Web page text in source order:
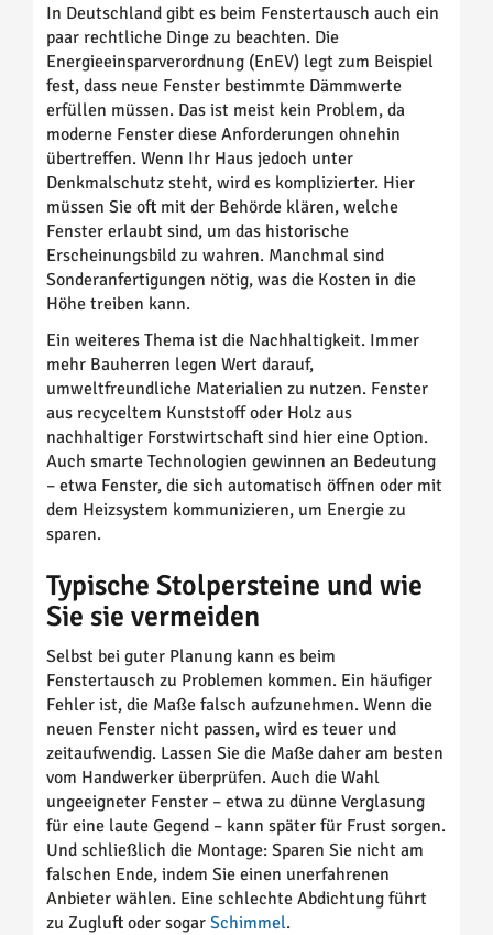
In Deutschland gibt es beim Fenstertausch auch ein
paar rechtliche Dinge zu beachten. Die
Energieeinsparverordnung (EnEV) legt zum Beispiel
fest, dass neue Fenster bestimmte Dämmwerte
erfüllen müssen. Das ist meist kein Problem, da
moderne Fenster diese Anforderungen ohnehin
übertreffen. Wenn Ihr Haus jedoch unter
Denkmalschutz steht, wird es komplizierter. Hier
müssen Sie oft mit der Behörde klären, welche
Fenster erlaubt sind, um das historische
Erscheinungsbild zu wahren. Manchmal sind
Sonderanfertigungen nötig, was die Kosten in die
Höhe treiben kann.
Ein weiteres Thema ist die Nachhaltigkeit. Immer
mehr Bauherren legen Wert darauf,
umweltfreundliche Materialien zu nutzen. Fenster
aus recyceltem Kunststoff oder Holz aus
nachhaltiger Forstwirtschaft sind hier eine Option.
Auch smarte Technologien gewinnen an Bedeutung
– etwa Fenster, die sich automatisch öffnen oder mit
dem Heizsystem kommunizieren, um Energie zu
sparen.
Typische Stolpersteine und wie
Sie sie vermeiden
Selbst bei guter Planung kann es beim
Fenstertausch zu Problemen kommen. Ein häufiger
Fehler ist, die Maße falsch aufzunehmen. Wenn die
neuen Fenster nicht passen, wird es teuer und
zeitaufwendig. Lassen Sie die Maße daher am besten
vom Handwerker überprüfen. Auch die Wahl
ungeeigneter Fenster – etwa zu dünne Verglasung
für eine laute Gegend – kann später für Frust sorgen.
Und schließlich die Montage: Sparen Sie nicht am
falschen Ende, indem Sie einen unerfahrenen
Anbieter wählen. Eine schlechte Abdichtung führt
zu Zugluft oder sogar Schimmel.